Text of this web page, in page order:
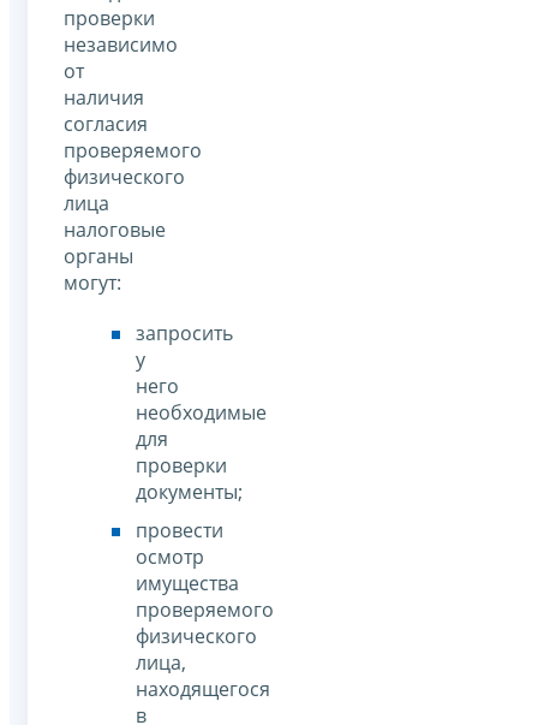
проверки
независимо
от
наличия
согласия
проверяемого
физического
лица
налоговые
органы
могут:
запросить
у
него
необходимые
для
проверки
документы;
провести
осмотр
имущества
проверяемого
физического
лица,
находящегося
в